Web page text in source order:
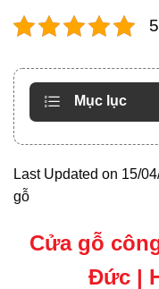
Mục lục
Last Updated on 15/
gỗ
Cửa gỗ
Đức |